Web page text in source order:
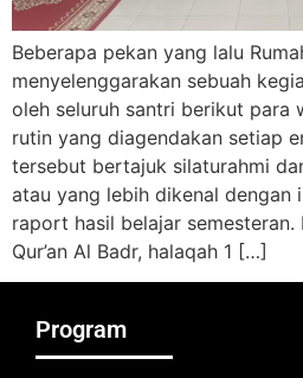
Beberapa pekan yang lalu
menyelenggarakan sebuah
oleh seluruh santri berikut para
rutin yang diagendakan setiap
tersebut bertajuk silaturahmi
atau yang lebih dikenal dengan
raport hasil belajar semesteran.
Qur’an Al Badr, halaqah 1 […]
Program